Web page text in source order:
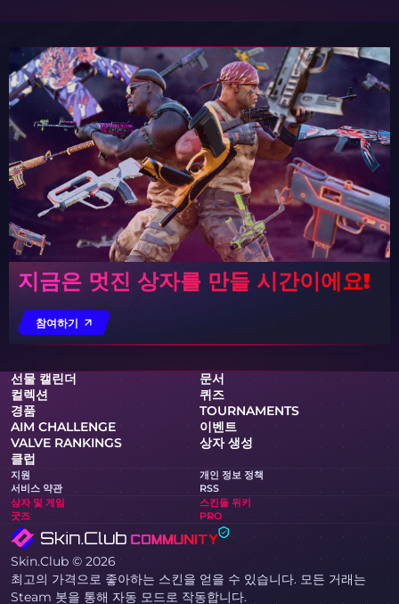
지금은 멋진 상자를 만들 시간이에요!
참여하기
선물 캘린더
문서
컬렉션
퀴즈
경품
TOURNAMENTS
AIM CHALLENGE
이벤트
VALVE RANKINGS
상자 생성
클럽
지원
개인 정보 정책
서비스 약관
RSS
상자 및 게임
스킨들 위키
굿즈
PRO
Skin.Club © 2026
최고의 가격으로 좋아하는 스킨을 얻을 수 있습니다. 모든 거래는
Steam 봇을 통해 자동 모드로 작동합니다.